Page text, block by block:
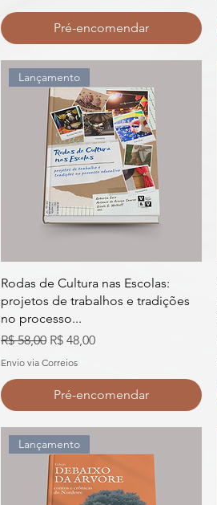
Pré-encomendar
Lançamento
Rodas de Cultura nas Escolas:
projetos de trabalhos e tradições
no processo...
Preço normal
R$ 58,00 Preço promocional
R$ 48,00
Envio via Correios
Pré-encomendar
Lançamento